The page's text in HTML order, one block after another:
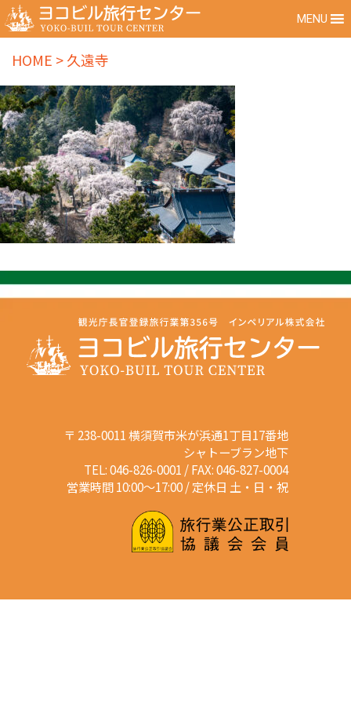
MENU
HOME >久遠寺
〒 238-0011 横須賀市米が浜通1丁目17番地
シャトーブラン地下
TEL: 046-826-0001 / FAX: 046-827-0004
営業時間 10:00～17:00 / 定休日 土・日・祝